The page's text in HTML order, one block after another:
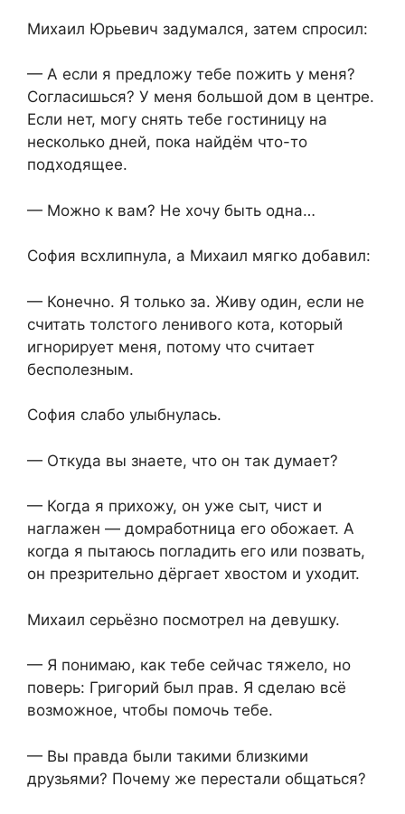
Михаил Юрьевич задумался, затем спросил:
— А если я предложу тебе пожить у меня?
Согласишься? У меня большой дом в центре.
Если нет, могу снять тебе гостиницу на
несколько дней, пока найдём что-то
подходящее.
— Можно к вам? Не хочу быть одна…
София всхлипнула, а Михаил мягко добавил:
— Конечно. Я только за. Живу один, если не
считать толстого ленивого кота, который
игнорирует меня, потому что считает
бесполезным.
София слабо улыбнулась.
— Откуда вы знаете, что он так думает?
— Когда я прихожу, он уже сыт, чист и
наглажен — домработница его обожает. А
когда я пытаюсь погладить его или позвать,
он презрительно дёргает хвостом и уходит.
Михаил серьёзно посмотрел на девушку.
— Я понимаю, как тебе сейчас тяжело, но
поверь: Григорий был прав. Я сделаю всё
возможное, чтобы помочь тебе.
— Вы правда были такими близкими
друзьями? Почему же перестали общаться?